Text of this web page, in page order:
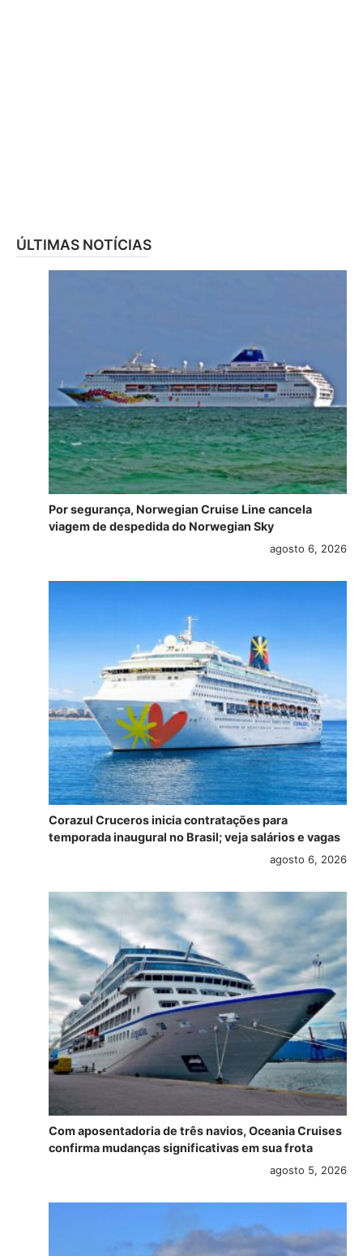
ÚLTIMAS NOTÍCIAS
Por segurança, Norwegian Cruise Line cancela
viagem de despedida do Norwegian Sky
agosto 6, 2026
Corazul Cruceros inicia contratações para
temporada inaugural no Brasil; veja salários e vagas
agosto 6, 2026
Com aposentadoria de três navios, Oceania Cruises
confirma mudanças significativas em sua frota
agosto 5, 2026